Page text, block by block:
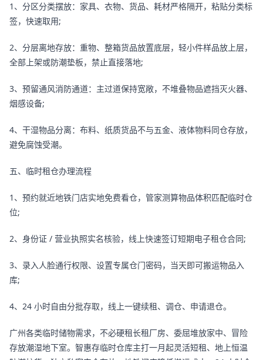
1、分区分类摆放：家具、衣物、货品、耗材严格隔开，粘贴分类标
签，快速取用;
2、分层离地存放：重物、整箱货品放置底层，轻小件样品放上层，
全部上架或防潮垫板，禁止直接落地;
3、预留通风消防通道：主过道保持宽敞，不堆叠物品遮挡灭火器、
烟感设备;
4、干湿物品分离：布料、纸质货品不与五金、液体物料同仓存放，
避免腐蚀受潮。
五、临时租仓办理流程
1、预约就近地铁门店实地免费看仓，管家测算物品体积匹配临时仓
位;
2、身份证 / 营业执照实名核验，线上快速签订短期电子租仓合同;
3、录入人脸通行权限、设置专属仓门密码，当天即可搬运物品入
库;
4、24 小时自由分批存取，线上一键续租、调仓、申请退仓。
广州各类临时储物需求，不必硬租长租厂房、委屈堆放家中、冒险
存放潮湿地下室。智惠存临时仓库主打一月起灵活短租、地上恒温